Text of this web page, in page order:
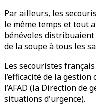
Par ailleurs, les
le même temps et tout
bénévoles
de la soupe à tous les
Les secouristes
l’efficacité de la
l’AFAD (la Direction de
situations d'urgence).